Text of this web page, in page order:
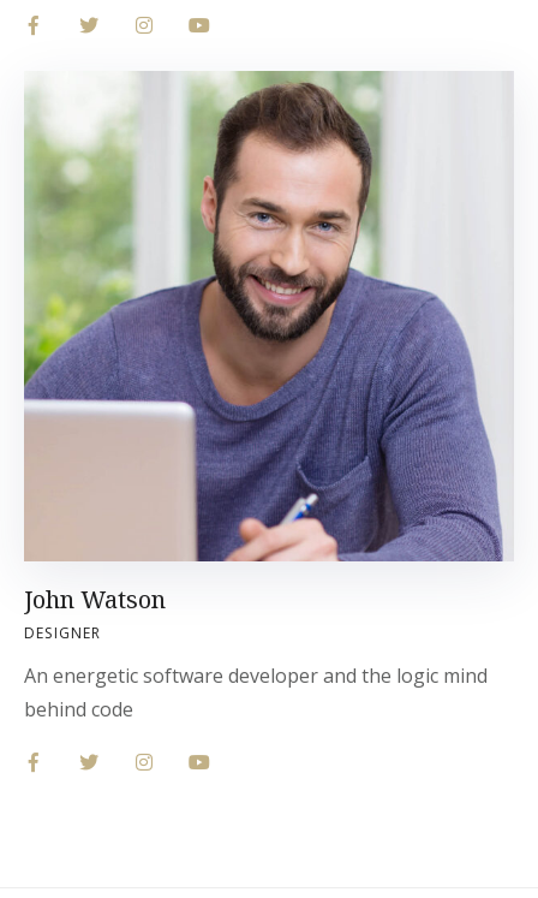
John Watson
DESIGNER
An energetic software developer and the logic mind
behind code